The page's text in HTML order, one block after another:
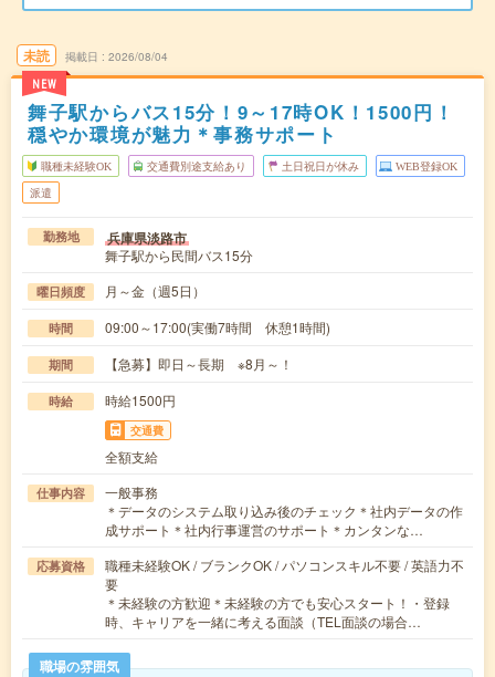
未読
NEW
掲載日 2026/08/04
舞子駅からバス15分！9～17時OK！1500円！
穏やか環境が魅力＊事務サポート
職種未経験OK 交通費別途支給あり 土日祝日が休み WEB登録OK
派遣
勤務地 兵庫県淡路市
舞子駅から民間バス15分
曜日頻度 月～金（週5日）
時間 09:00～17:00(実働7時間 休憩1時間)
期間 【急募】即日～長期 ※8月～！
時給 時給1500円
交通費
全額支給
仕事内容
一般事務
＊データのシステム取り込み後のチェック＊社内データの作
成サポート＊社内行事運営のサポート＊カンタンな…
応募資格
職種未経験OK / ブランクOK / パソコンスキル不要 / 英語力不
要
＊未経験の方歓迎＊未経験の方でも安心スタート！・登録
時、キャリアを一緒に考える面談（TEL面談の場合…
職場の雰囲気